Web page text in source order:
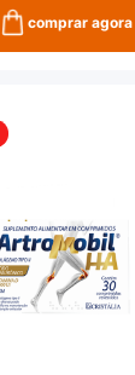
comprar agora